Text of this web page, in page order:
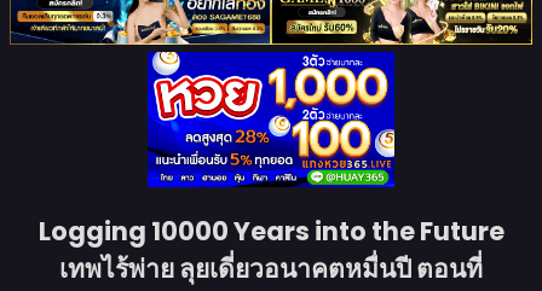
Logging 10000 Years into the Future
เทพไร้พ่าย ลุยเดี่ยวอนาคตหมื่นปี ตอนที่